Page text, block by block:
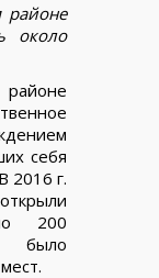
районе
около
себя
2016 г.
200
было